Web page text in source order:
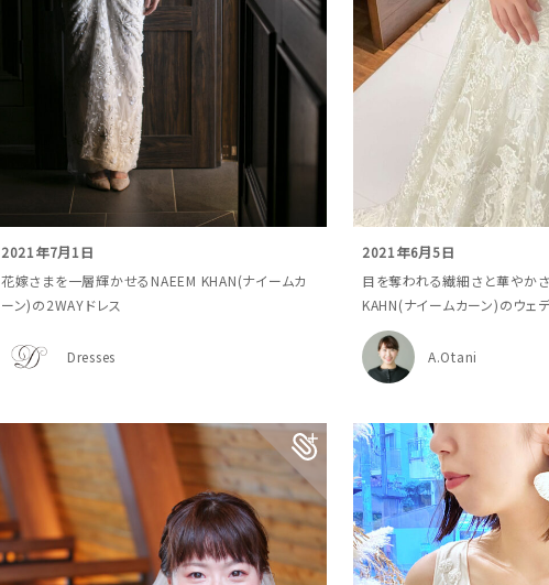
2021年7月1日
花嫁さまを一層輝かせるNAEEM KHAN(ナイームカ
ーン)の2WAYドレス
Dresses
2021年6月5日
目を奪われる繊細さと華やか
KAHN(ナイームカーン)のウェ
A.Otani